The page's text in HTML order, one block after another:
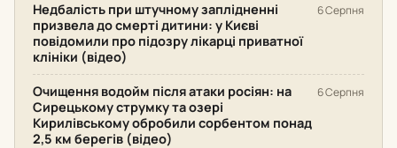
Недбалість при штучному заплідненні
призвела до смерті дитини: у Києві
повідомили про підозру лікарці приватної
клініки (відео)
6 Серпня
Очищення водойм після атаки росіян: на
Сирецькому струмку та озері
Кирилівському обробили сорбентом понад
2,5 км берегів (відео)
6 Серпня